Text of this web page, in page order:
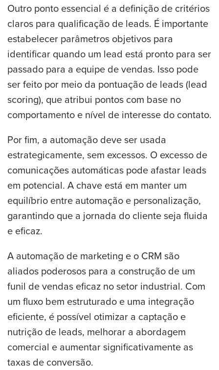
Outro ponto essencial é a definição de critérios
claros para qualificação de leads. É importante
estabelecer parâmetros objetivos para
identificar quando um lead está pronto para ser
passado para a equipe de vendas. Isso pode
ser feito por meio da pontuação de leads (lead
scoring), que atribui pontos com base no
comportamento e nível de interesse do contato.
Por fim, a automação deve ser usada
estrategicamente, sem excessos. O excesso de
comunicações automáticas pode afastar leads
em potencial. A chave está em manter um
equilíbrio entre automação e personalização,
garantindo que a jornada do cliente seja fluida
e eficaz.
A automação de marketing e o CRM são
aliados poderosos para a construção de um
funil de vendas eficaz no setor industrial. Com
um fluxo bem estruturado e uma integração
eficiente, é possível otimizar a captação e
nutrição de leads, melhorar a abordagem
comercial e aumentar significativamente as
taxas de conversão.